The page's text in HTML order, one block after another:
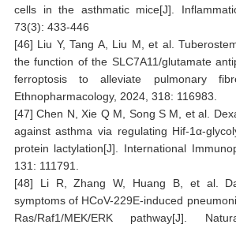
cells in the asthmatic mice[J].
73(3): 433-446
[46] Liu Y, Tang A, Liu M, et al.
the function of the SLC7A11/glutamate
ferroptosis to alleviate pulmonary
Ethnopharmacology, 2024, 318: 116983.
[47] Chen N, Xie Q M, Song S M, et al.
against asthma via regulating Hif-1α-
protein lactylation[J]. International
131: 111791.
[48] Li R, Zhang W, Huang B, et al.
symptoms of HCoV-229E-induced
Ras/Raf1/MEK/ERK pathway[J].